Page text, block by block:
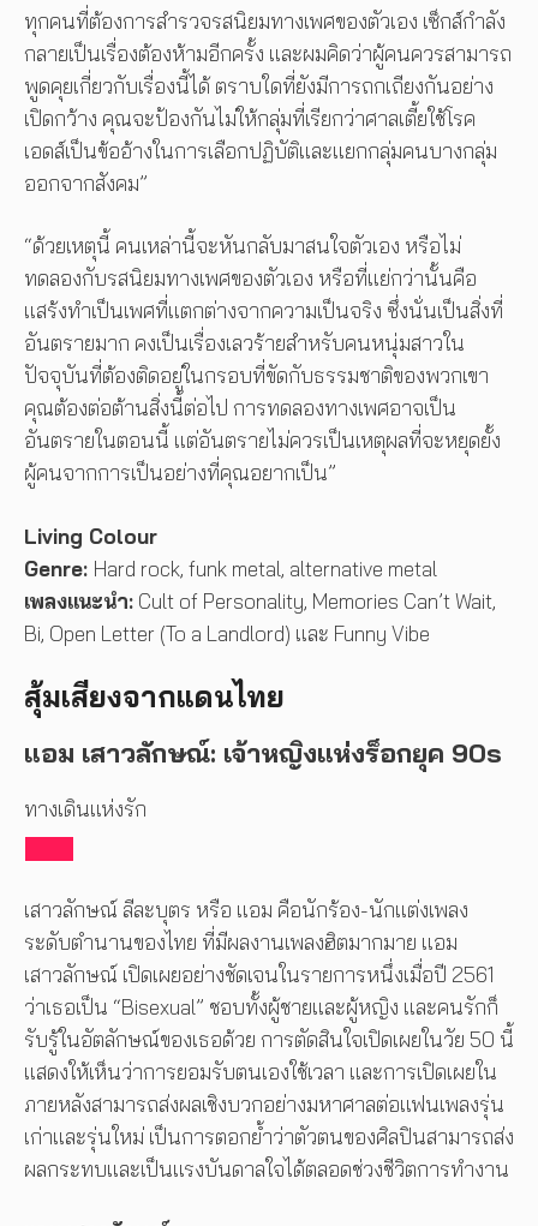
ทุกคนที่ต้องการสำรวจรสนิยมทางเพศของตัวเอง เซ็กส์กำลัง
กลายเป็นเรื่องต้องห้ามอีกครั้ง และผมคิดว่าผู้คนควรสามารถ
พูดคุยเกี่ยวกับเรื่องนี้ได้ ตราบใดที่ยังมีการถกเถียงกันอย่าง
เปิดกว้าง คุณจะป้องกันไม่ให้กลุ่มที่เรียกว่าศาลเตี้ยใช้โรค
เอดส์เป็นข้ออ้างในการเลือกปฏิบัติและแยกกลุ่มคนบางกลุ่ม
ออกจากสังคม”
“ด้วยเหตุนี้ คนเหล่านี้จะหันกลับมาสนใจตัวเอง หรือไม่
ทดลองกับรสนิยมทางเพศของตัวเอง หรือที่แย่กว่านั้นคือ
แสร้งทำเป็นเพศที่แตกต่างจากความเป็นจริง ซึ่งนั่นเป็นสิ่งที่
อันตรายมาก คงเป็นเรื่องเลวร้ายสำหรับคนหนุ่มสาวใน
ปัจจุบันที่ต้องติดอยู่ในกรอบที่ขัดกับธรรมชาติของพวกเขา
คุณต้องต่อต้านสิ่งนี้ต่อไป การทดลองทางเพศอาจเป็น
อันตรายในตอนนี้ แต่อันตรายไม่ควรเป็นเหตุผลที่จะหยุดยั้ง
ผู้คนจากการเป็นอย่างที่คุณอยากเป็น”
Living Colour
Genre: Hard rock, funk metal, alternative metal
เพลงแนะนำ: Cult of Personality, Memories Can’t Wait,
Bi, Open Letter (To a Landlord) และ Funny Vibe
สุ้มเสียงจากแดนไทย
แอม เสาวลักษณ์: เจ้าหญิงแห่งร็อกยุค 90s
ทางเดินแห่งรัก
เสาวลักษณ์ ลีละบุตร หรือ แอม คือนักร้อง-นักแต่งเพลง
ระดับตำนานของไทย ที่มีผลงานเพลงฮิตมากมาย แอม
เสาวลักษณ์ เปิดเผยอย่างชัดเจนในรายการหนึ่งเมื่อปี 2561
ว่าเธอเป็น “Bisexual” ชอบทั้งผู้ชายและผู้หญิง และคนรักก็
รับรู้ในอัตลักษณ์ของเธอด้วย การตัดสินใจเปิดเผยในวัย 50 นี้
แสดงให้เห็นว่าการยอมรับตนเองใช้เวลา และการเปิดเผยใน
ภายหลังสามารถส่งผลเชิงบวกอย่างมหาศาลต่อแฟนเพลงรุ่น
เก่าและรุ่นใหม่ เป็นการตอกย้ำว่าตัวตนของศิลปินสามารถส่ง
ผลกระทบและเป็นแรงบันดาลใจได้ตลอดช่วงชีวิตการทำงาน